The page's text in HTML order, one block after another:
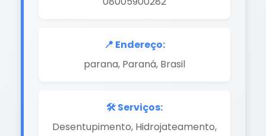
📍 Endereço:
parana, Paraná, Brasil
🛠️ Serviços:
Desentupimento, Hidrojateamento,